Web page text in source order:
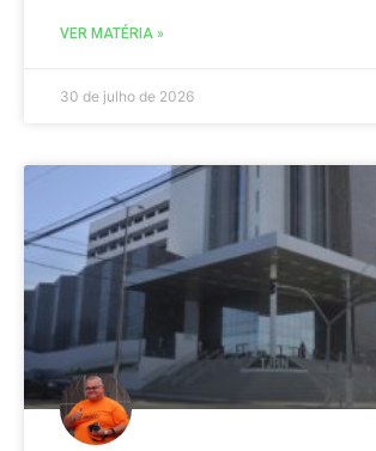
VER MATÉRIA »
30 de julho de 2026